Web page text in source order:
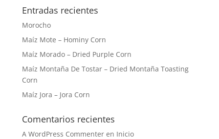
Entradas recientes
Morocho
Maíz Mote – Hominy Corn
Maíz Morado – Dried Purple Corn
Maíz Montaña De Tostar – Dried Montaña Toasting
Corn
Maíz Jora – Jora Corn
Comentarios recientes
A WordPress Commenteren Inicio